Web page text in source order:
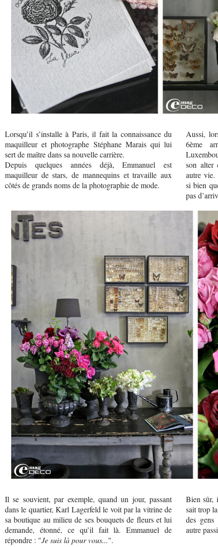
Lorsqu’il s’installe à Paris, il fait la connaissance du
maquilleur et photographe Stéphane Marais qui lui
sert de maître dans sa nouvelle carrière.
Depuis quelques années déjà, Emmanuel est
maquilleur de stars, de mannequins et travaille aux
côtés de grands noms de la photographie de mode.
Aussi,
6ème
son alter
autre vie.
si bien
pas
Il se souvient, par exemple, quand un jour, passant
dans le quartier, Karl Lagerfeld le voit par la vitrine de
sa boutique au milieu de ses bouquets de fleurs et lui
demande, étonné, ce qu’il fait là. Emmanuel de
répondre : "Je suis là pour vous...".
Bien sûr,
sait trop
des gens
autre